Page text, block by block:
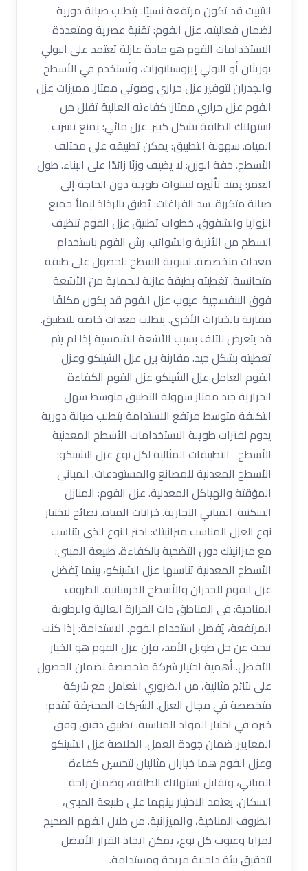
التثبيت قد تكون مرتفعة نسبيًا. يتطلب صيانة دورية
لضمان فعاليته. عزل الفوم: تقنية عصرية ومتعددة
الاستخدامات الفوم هو مادة عازلة تعتمد على البولي
يوريثان أو البولي إيزوسيانورات، وتُستخدم في الأسطح
والجدران لتوفير عزل حراري وصوتي ممتاز. مميزات عزل
الفوم عزل حراري ممتاز: كفاءته العالية تقلل من
استهلاك الطاقة بشكل كبير. عزل مائي: يمنع تسرب
المياه. سهولة التطبيق: يمكن تطبيقه على مختلف
الأسطح. خفة الوزن: لا يضيف وزنًا زائدًا على البناء. طول
العمر: يمتد تأثيره لسنوات طويلة دون الحاجة إلى
صيانة متكررة. سد الفراغات: يُطبق بالرذاذ ليملأ جميع
الزوايا والشقوق. خطوات تطبيق عزل الفوم تنظيف
السطح من الأتربة والشوائب. رش الفوم باستخدام
معدات متخصصة. تسوية السطح للحصول على طبقة
متجانسة. تغطيته بطبقة عازلة للحماية من الأشعة
فوق البنفسجية. عيوب عزل الفوم قد يكون مكلفًا
مقارنة بالخيارات الأخرى. يتطلب معدات خاصة للتطبيق.
قد يتعرض للتلف بسبب الأشعة الشمسية إذا لم يتم
تغطيته بشكل جيد. مقارنة بين عزل الشينكو وعزل
الفوم العامل عزل الشينكو عزل الفوم الكفاءة
الحرارية جيد ممتاز سهولة التطبيق متوسط سهل
التكلفة متوسط مرتفع الاستدامة يتطلب صيانة دورية
يدوم لفترات طويلة الاستخدامات الأسطح المعدنية
الأسطح التطبيقات المثالية لكل نوع عزل الشينكو:
الأسطح المعدنية للمصانع والمستودعات. المباني
المؤقتة والهياكل المعدنية. عزل الفوم: المنازل
السكنية. المباني التجارية. خزانات المياه. نصائح لاختيار
نوع العزل المناسب ميزانيتك: اختر النوع الذي يتناسب
مع ميزانيتك دون التضحية بالكفاءة. طبيعة المبنى:
الأسطح المعدنية تناسبها عزل الشينكو، بينما يُفضل
عزل الفوم للجدران والأسطح الخرسانية. الظروف
المناخية: في المناطق ذات الحرارة العالية والرطوبة
المرتفعة، يُفضل استخدام الفوم. الاستدامة: إذا كنت
تبحث عن حل طويل الأمد، فإن عزل الفوم هو الخيار
الأفضل. أهمية اختيار شركة متخصصة لضمان الحصول
على نتائج مثالية، من الضروري التعامل مع شركة
متخصصة في مجال العزل. الشركات المحترفة تقدم:
خبرة في اختيار المواد المناسبة. تطبيق دقيق وفق
المعايير. ضمان جودة العمل. الخلاصة عزل الشينكو
وعزل الفوم هما خياران مثاليان لتحسين كفاءة
المباني، وتقليل استهلاك الطاقة، وضمان راحة
السكان. يعتمد الاختيار بينهما على طبيعة المبنى،
الظروف المناخية، والميزانية. من خلال الفهم الصحيح
لمزايا وعيوب كل نوع، يمكن اتخاذ القرار الأفضل
لتحقيق بيئة داخلية مريحة ومستدامة.